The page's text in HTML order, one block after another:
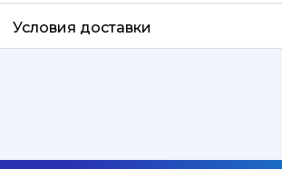
Условия доставки